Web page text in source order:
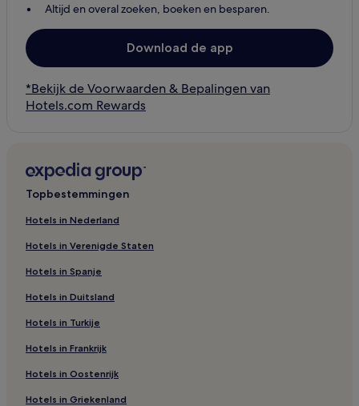
Altijd en overal zoeken, boeken en besparen.
Download de app
*Bekijk de Voorwaarden & Bepalingen van
Hotels.com Rewards
Topbestemmingen
Hotels in Nederland
Hotels in Verenigde Staten
Hotels in Spanje
Hotels in Duitsland
Hotels in Turkije
Hotels in Frankrijk
Hotels in Oostenrijk
Hotels in Griekenland